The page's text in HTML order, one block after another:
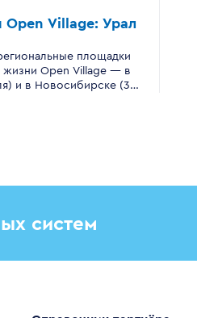
Open Village: Урал
площадки
жизни Open Village — в
и в Новосибирске (30
систем